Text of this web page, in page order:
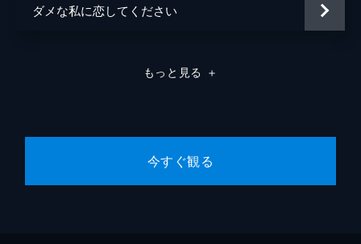
ダメな私に恋してください
もっと見る ＋
今すぐ観る